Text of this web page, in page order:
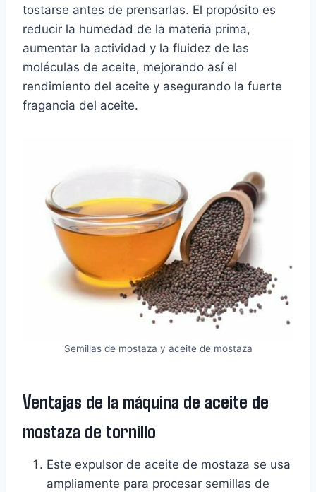
tostarse antes de prensarlas. El propósito es
reducir la humedad de la materia prima,
aumentar la actividad y la fluidez de las
moléculas de aceite, mejorando así el
rendimiento del aceite y asegurando la fuerte
fragancia del aceite.
Semillas de mostaza y aceite de mostaza
Ventajas de la máquina de aceite de
mostaza de tornillo
Este expulsor de aceite de mostaza se usa
ampliamente para procesar semillas de